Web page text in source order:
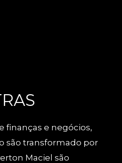
finanças e negócios,
são transformado por
Maciel são